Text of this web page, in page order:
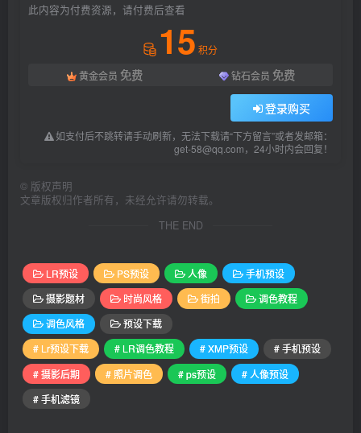
此内容为付费资源，请付费后查看
15 积分
黄金会员 免费 钻石会员 免费
登录购买
如支付后不跳转请手动刷新，无法下载请“下方留言”或者发邮箱：
get-58@qq.com，24小时内会回复！
© 版权声明
文章版权归作者所有，未经允许请勿转载。
THE END
LR预设 PS预设 人像
手机预设
摄影题材
时尚风格 街拍
调色教程
调色风格
预设下载
# Lr预设下载
# LR调色教程 # XMP预设
# 手机预设
# 摄影后期
# 照片调色 # ps预设
# 人像预设
# 手机滤镜